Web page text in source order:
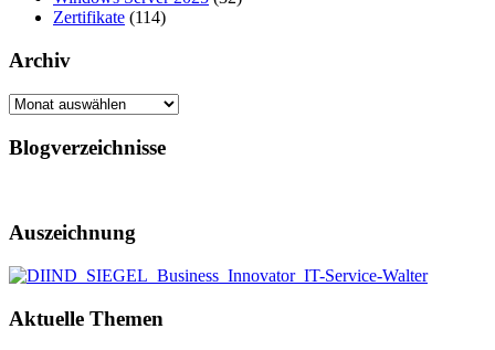
Zertifikate (114)
Archiv
Archiv
Blogverzeichnisse
Auszeichnung
Aktuelle Themen